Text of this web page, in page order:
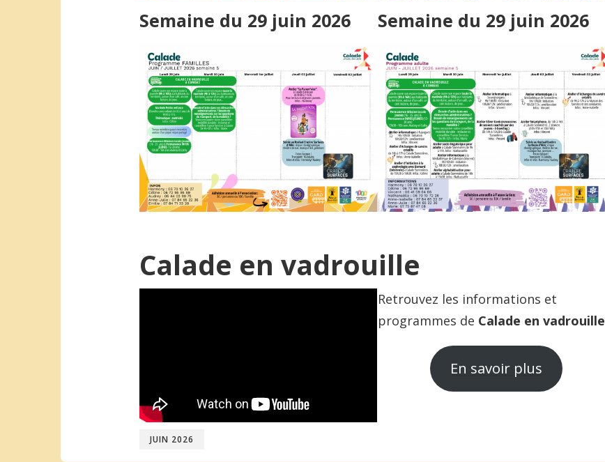
Semaine du 29 juin 2026 Semaine du 29 juin 2026
Calade en vadrouille
Retrouvez les informations et
programmes de Calade en vadrouille
En savoir plus
JUIN 2026